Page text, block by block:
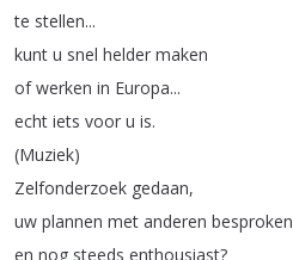
te stellen...
kunt u snel helder maken
of werken in Europa...
echt iets voor u is.
(Muziek)
Zelfonderzoek gedaan,
uw plannen met anderen besproken
en nog steeds enthousiast?